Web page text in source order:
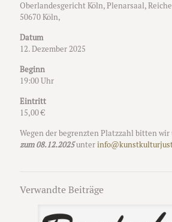
Oberlandesgericht Köln, Plenarsaal,
50670 Köln,
Datum
12. Dezember 2025
Beginn
19:00 Uhr
Eintritt
15,00 €
Wegen der begrenzten Platzzahl bitten wir
zum 08.12.2025unter
Verwandte Beiträge